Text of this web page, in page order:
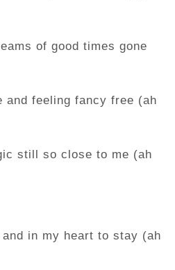
of good times gone
and feeling fancy free (ah
still so close to me (ah
in my heart to stay (ah